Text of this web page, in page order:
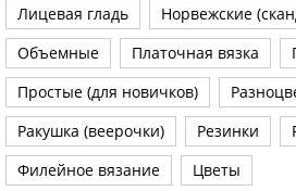
Лицевая гладь
Норвежские
Объемные
Платочная вязка
Простые (для новичков)
Ракушка (веерочки)
Резинки
Филейное вязание
Цветы